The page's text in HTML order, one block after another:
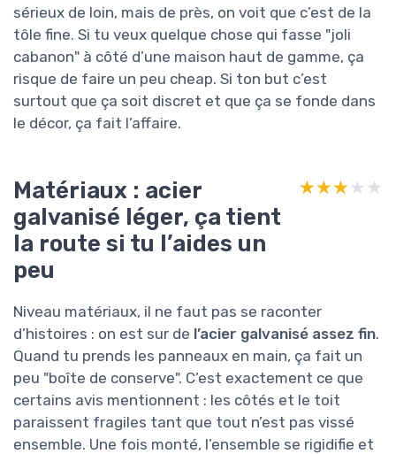
sérieux de loin, mais de près, on voit que c’est de la
tôle fine. Si tu veux quelque chose qui fasse "joli
cabanon" à côté d’une maison haut de gamme, ça
risque de faire un peu cheap. Si ton but c’est
surtout que ça soit discret et que ça se fonde dans
le décor, ça fait l’affaire.
Matériaux : acier
galvanisé léger, ça tient
la route si tu l’aides un
peu
★★★★★
★★★★★
Niveau matériaux, il ne faut pas se raconter
d’histoires : on est sur de l’acier galvanisé assez fin.
Quand tu prends les panneaux en main, ça fait un
peu "boîte de conserve". C’est exactement ce que
certains avis mentionnent : les côtés et le toit
paraissent fragiles tant que tout n’est pas vissé
ensemble. Une fois monté, l’ensemble se rigidifie et